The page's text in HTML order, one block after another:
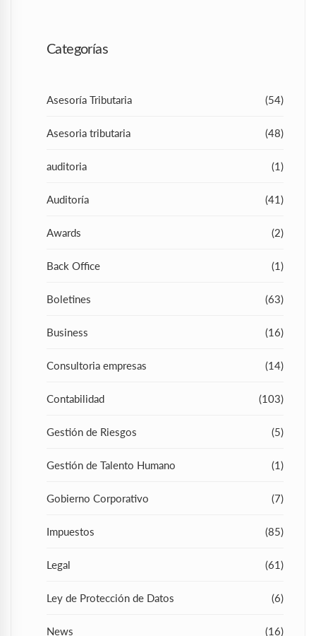
Categorías
Asesoría Tributaria (54)
Asesoria tributaria (48)
auditoria (1)
Auditoría (41)
Awards (2)
Back Office (1)
Boletines (63)
Business (16)
Consultoria empresas (14)
Contabilidad (103)
Gestión de Riesgos (5)
Gestión de Talento Humano (1)
Gobierno Corporativo (7)
Impuestos (85)
Legal (61)
Ley de Protección de Datos (6)
News (16)